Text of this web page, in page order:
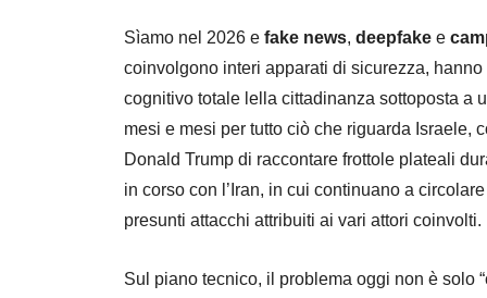
Sìamo nel 2026 e fake news, deepfake e
coinvolgono interi apparati di sicurezza,
cognitivo totale lella cittadinanza sottoposta a
mesi e mesi per tutto ciò che riguarda Israele,
Donald Trump di raccontare frottole plateali
in corso con l’Iran, in cui continuano a
presunti attacchi attribuiti ai vari attori coinvolti.
Sul piano tecnico, il problema oggi non è solo